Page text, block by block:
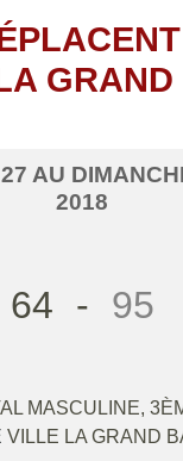
GRAND
27 AU
2018
64 - 95
MASCULINE,
VILLE LA GRAND